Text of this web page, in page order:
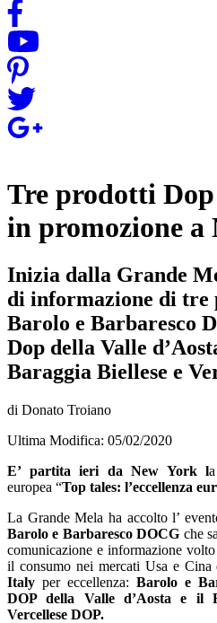
Tre prodotti
in promozione a
Inizia dalla Grande
di informazione di tre
Barolo e Barbaresco
Dop della Valle
Baraggia Biellese e
di Donato Troiano
Ultima Modifica: 05/02/2020
E’ partita ieri da New York l
europea “Top tales: l’eccellenza
La Grande Mela ha accolto l’
Barolo e Barbaresco DOCG che
comunicazione e informazione
il consumo nei mercati Usa e
Italy per eccellenza: Barolo e
DOP della Valle d’Aosta e il
Vercellese DOP.